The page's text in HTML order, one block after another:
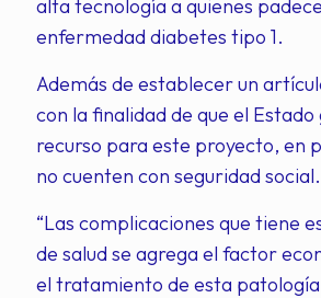
alta tecnología a quienes
enfermedad diabetes tipo 1.
Además de establecer un
con la finalidad de que el
recurso para este proyecto, en
no cuenten con seguridad social.
“Las complicaciones que tiene
de salud se agrega el factor
el tratamiento de esta